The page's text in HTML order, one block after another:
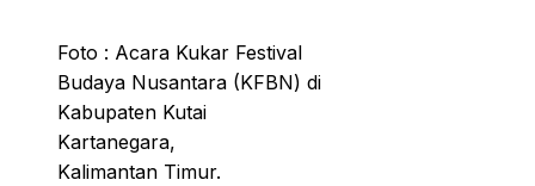
Foto : Acara Kukar Festival
Budaya Nusantara (KFBN) di
Kabupaten Kutai
Kartanegara,
Kalimantan Timur.